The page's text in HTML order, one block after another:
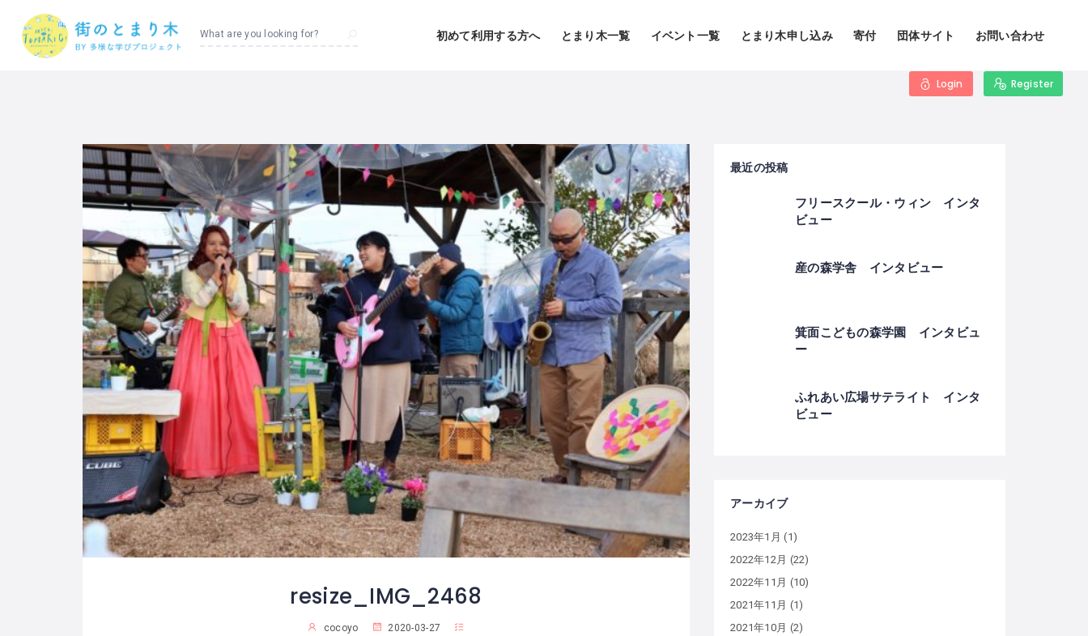
What are you looking for? 初めて利用する方へ とまり木一覧 イベント一覧 とまり木申し込み 寄付 団体サイト お問い合わせ
Login Register
resize_IMG_2468
cocoyo 2020-03-27
最近の投稿
フリースクール・ウィン インタ
ビュー
産の森学舎 インタビュー
箕面こどもの森学園 インタビュ
ー
ふれあい広場サテライト インタ
ビュー
アーカイブ
2023年1月 (1)
2022年12月 (22)
2022年11月 (10)
2021年11月 (1)
2021年10月 (2)